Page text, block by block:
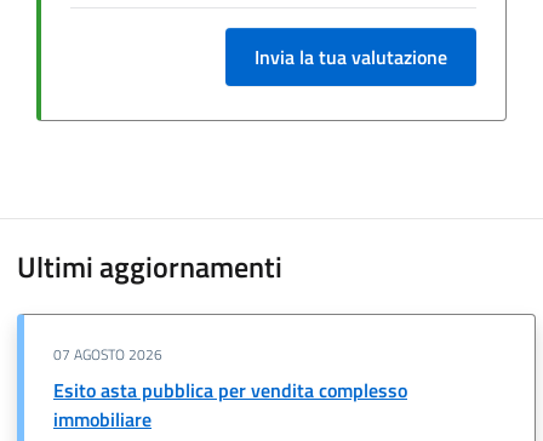
Invia la tua valutazione
Ultimi aggiornamenti
07 AGOSTO 2026
Esito asta pubblica per vendita complesso
immobiliare